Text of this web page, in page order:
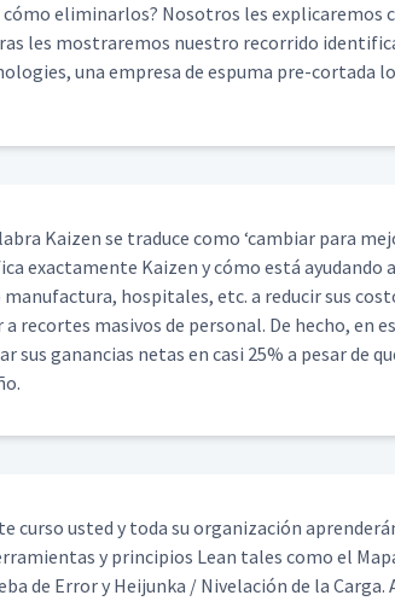
cómo elim­i­nar­los? Nosotros les expli­care­mos
les mostraremos nue­stro recor­ri­do
una empre­sa de espuma pre-cor­ta­da
Kaizen se tra­duce como‘cam­biar para
exac­ta­mente Kaizen y cómo está
hos­pi­tales, etc. a reducir sus
a recortes masivos de per­son­al. De hecho, en
sus ganan­cias netas en casi 25% a pesar de
cur­so ust­ed y toda su orga­ni­zación
y prin­ci­p­ios Lean tales como el
de Error y Hei­jun­ka / Nivelación de la